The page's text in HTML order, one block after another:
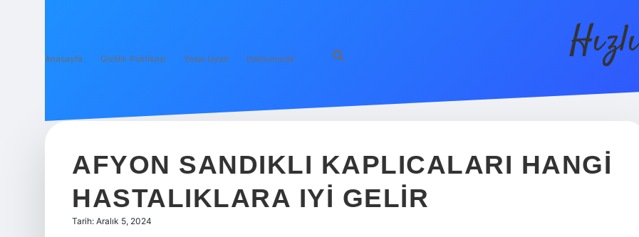
Anasayfa Gizlilik Politikası Yasal Uyarı Hakkımızda
AFYON SANDIKLI KAPLICALARI HANGI
HASTALIKLARA IYI GELIR
Tarih: Aralık 5, 2024